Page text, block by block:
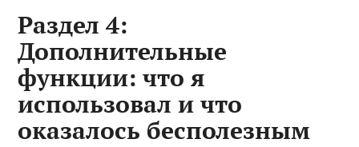
Раздел 4:
Дополнительные
функции: что я
использовал и что
оказалось бесполезным